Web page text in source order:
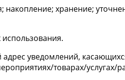
хранение;
уведомлений,
товарах/услугах/